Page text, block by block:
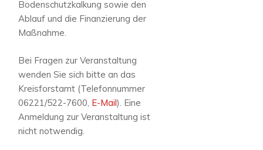
Bodenschutzkalkung sowie den
Ablauf und die Finanzierung der
Maßnahme.
Bei Fragen zur Veranstaltung
wenden Sie sich bitte an das
Kreisforstamt (Telefonnummer
06221/522-7600, E-Mail). Eine
Anmeldung zur Veranstaltung ist
nicht notwendig.